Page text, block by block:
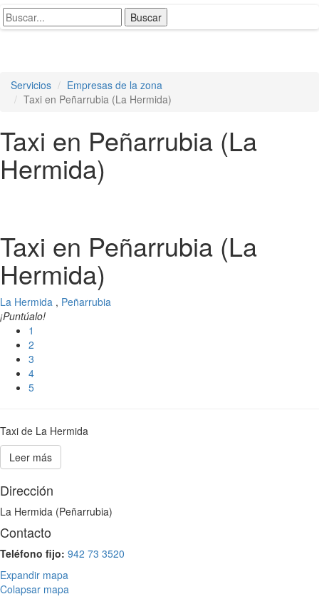
Servicios
Empresas de la zona
Taxi en Peñarrubia (La Hermida)
Taxi en Peñarrubia (La
Hermida)
Taxi en Peñarrubia (La
Hermida)
La Hermida , Peñarrubia
¡Puntúalo!
1
2
3
4
5
Taxi de La Hermida
Leer más
Dirección
La Hermida (Peñarrubia)
Contacto
Teléfono fijo: 942 73 3520
Expandir mapa
Colapsar mapa